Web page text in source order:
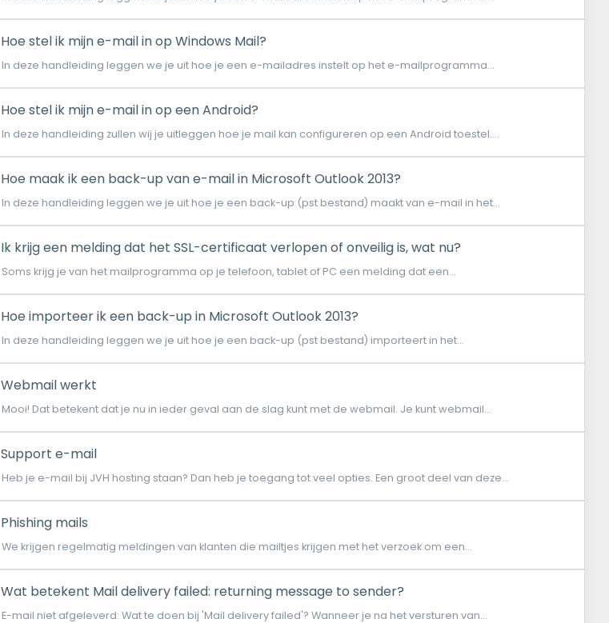
Hoe stel ik mijn e-mail in op Windows Mail?
In deze handleiding leggen we je uit hoe je een e-mailadres instelt op het e-mailprogramma...
Hoe stel ik mijn e-mail in op een Android?
In deze handleiding zullen wij je uitleggen hoe je mail kan configureren op een Android toestel....
Hoe maak ik een back-up van e-mail in Microsoft Outlook 2013?
In deze handleiding leggen we je uit hoe je een back-up (pst bestand) maakt van e-mail in het...
Ik krijg een melding dat het SSL-certificaat verlopen of onveilig is, wat nu?
Soms krijg je van het mailprogramma op je telefoon, tablet of PC een melding dat een...
Hoe importeer ik een back-up in Microsoft Outlook 2013?
In deze handleiding leggen we je uit hoe je een back-up (pst bestand) importeert in het...
Webmail werkt
Mooi! Dat betekent dat je nu in ieder geval aan de slag kunt met de webmail. Je kunt webmail...
Support e-mail
Heb je e-mail bij JVH hosting staan? Dan heb je toegang tot veel opties. Een groot deel van deze...
Phishing mails
We krijgen regelmatig meldingen van klanten die mailtjes krijgen met het verzoek om een...
Wat betekent Mail delivery failed: returning message to sender?
E-mail niet afgeleverd: Wat te doen bij 'Mail delivery failed'? Wanneer je na het versturen van...